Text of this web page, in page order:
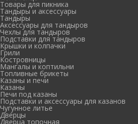
Товары для пикника
Тандыры и аксессуары
Тандыры
Аксессуары для тандыров
Чехлы для тандыров
Подставки для тандыров
Крышки и колпачки
Грили
Костровницы
Мангалы и коптильни
Топливные брикеты
Казаны и печи
Казаны
Печи под казаны
Подставки и аксессуары для казанов
Чугунное литье
Дверцы
Дверца топочная